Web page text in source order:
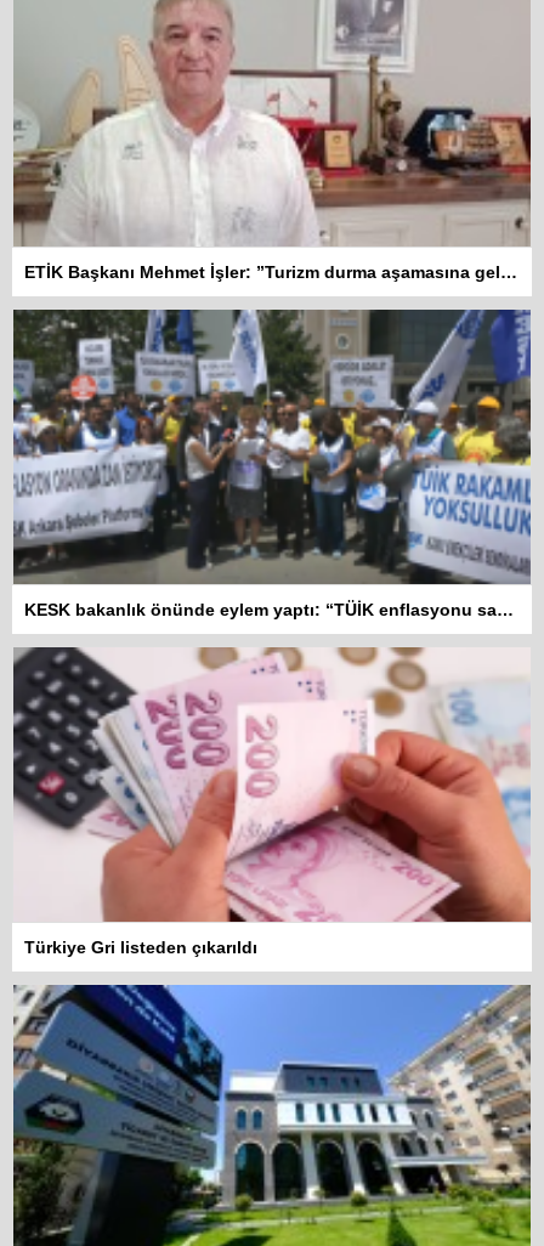
ETİK Başkanı Mehmet İşler: ”Turizm durma aşamasına geldi”
KESK bakanlık önünde eylem yaptı: “TÜİK enflasyonu sahte yoksulluk gerçek”
Türkiye Gri listeden çıkarıldı